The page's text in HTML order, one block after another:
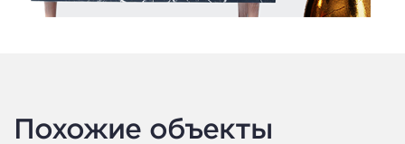
Похожие объекты